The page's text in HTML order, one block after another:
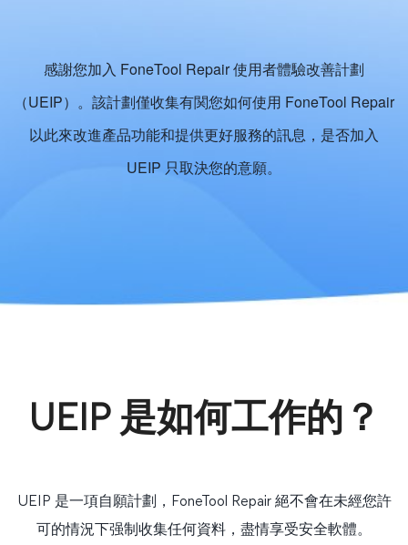
感謝您加入 FoneTool Repair 使用者體驗改善計劃
（UEIP）。該計劃僅收集有関您如何使用 FoneTool Repair
以此來改進產品功能和提供更好服務的訊息，是否加入
UEIP 只取決您的意願。
UEIP 是如何工作的？
UEIP 是一項自願計劃，FoneTool Repair 絕不會在未經您許
可的情況下强制收集任何資料，盡情享受安全軟體。